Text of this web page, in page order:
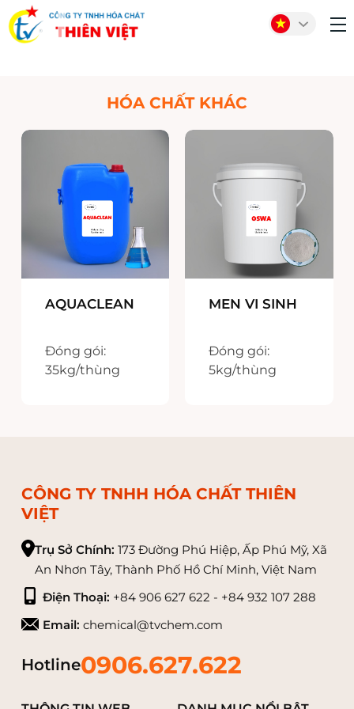
HÓA CHẤT KHÁC
AQUACLEAN
Đóng gói:
35kg/thùng
MEN VI SINH
Đóng gói:
5kg/thùng
CÔNG TY TNHH HÓA CHẤT THIÊN
VIỆT
Trụ Sở Chính: 173 Đường Phú Hiệp, Ấp Phú Mỹ, Xã
An Nhơn Tây, Thành Phố Hồ Chí Minh, Việt Nam
Điện Thoại: +84 906 627 622 - +84 932 107 288
Email: chemical@tvchem.com
Hotline0906.627.622